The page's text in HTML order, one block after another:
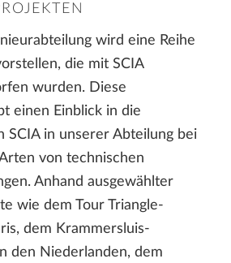
wird eine Reihe
die mit SCIA
wurden. Diese
einen Einblick in die
SCIA in unserer Abteilung bei
von technischen
Anhand ausgewählter
wie dem Tour Triangle-
dem Krammersluis-
den Niederlanden, dem